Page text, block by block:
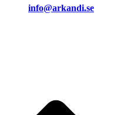
info@arkandi.se